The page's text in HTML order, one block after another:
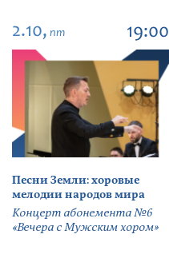
2.10, пт 19:00
Песни Земли: хоровые
мелодии народов мира
Концерт абонемента №6
«Вечера с Мужским хором»